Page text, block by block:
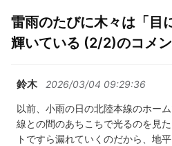
雷雨のたびに木々は「目
輝いている (2/2)のコメ
鈴木 2026/03/04 09:29:36
以前、小雨の日の北陸本線のホー
線との間のあちこちで光るのを見
トですら漏れていくのだから、地